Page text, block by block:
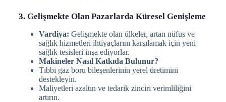
3. Gelişmekte Olan Pazarlarda Küresel Genişleme
Vardiya: Gelişmekte olan ülkeler, artan nüfus ve
sağlık hizmetleri ihtiyaçlarını karşılamak için yeni
sağlık tesisleri inşa ediyorlar.
Makineler Nasıl Katkıda Bulunur?
Tıbbi gaz boru bileşenlerinin yerel üretimini
destekleyin.
Maliyetleri azaltın ve tedarik zinciri verimliliğini
artırın.